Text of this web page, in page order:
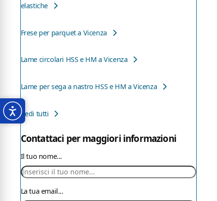
elastiche
Frese per parquet a Vicenza
Lame circolari HSS e HM a Vicenza
Lame per sega a nastro HSS e HM a Vicenza
Vedi tutti
Contattaci per maggiori informazioni
Il tuo nome...
La tua email...